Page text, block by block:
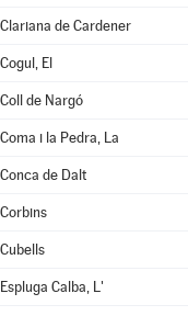
Clariana de Cardener
Cogul, El
Coll de Nargó
Coma i la Pedra, La
Conca de Dalt
Corbins
Cubells
Espluga Calba, L'